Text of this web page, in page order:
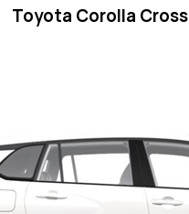
Toyota Corolla Cross